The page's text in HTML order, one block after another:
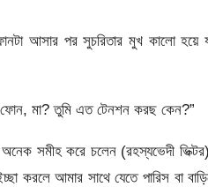
আসার পর সুচরিতার মুখ কালো হয়ে
ফোন, মা? তুমি এত টেনশন করছ কেন?”
সমীহ করে চলেন (রহস্যভেদী
করলে আমার সাথে যেতে পারিস বা